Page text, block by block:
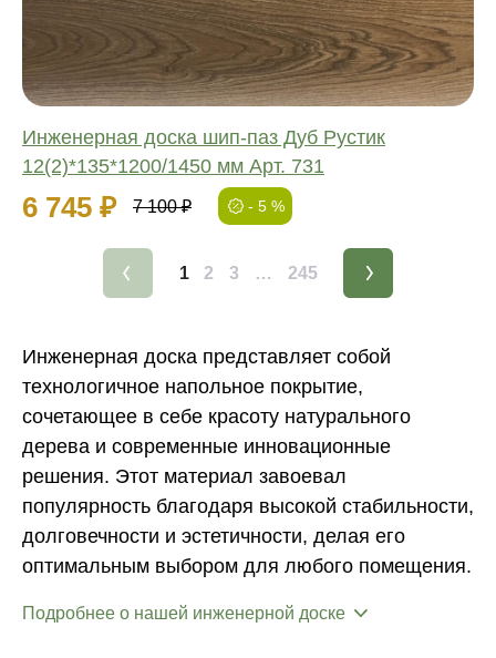
Инженерная доска шип-паз Дуб Рустик
12(2)*135*1200/1450 мм Арт. 731
6 745 ₽ 7 100 ₽ - 5 %
Толщина:
1 2 3 … 245
Инженерная доска представляет собой
технологичное напольное покрытие,
сочетающее в себе красоту натурального
дерева и современные инновационные
решения. Этот материал завоевал
популярность благодаря высокой стабильности,
долговечности и эстетичности, делая его
оптимальным выбором для любого помещения.
Подробнее о нашей инженерной доске